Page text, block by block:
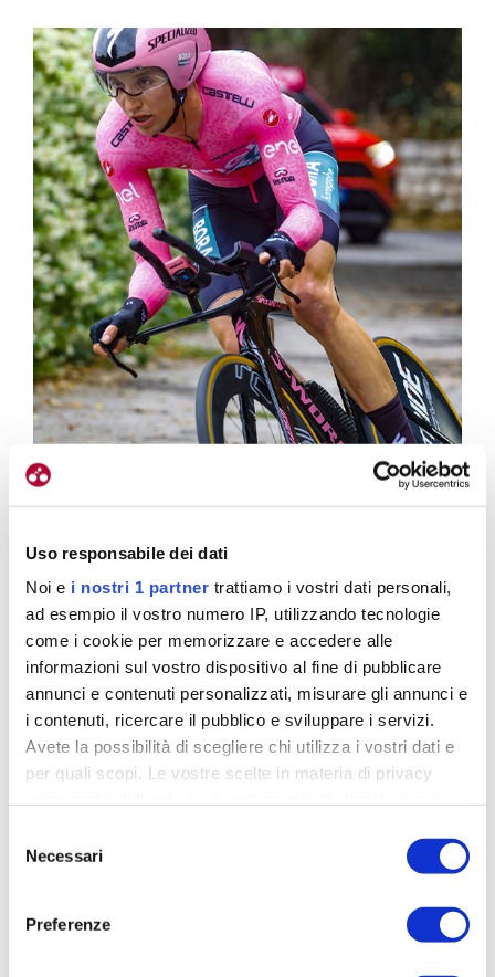
Uso responsabile dei dati
Noi e i nostri 1 partner trattiamo i vostri dati personali,
ad esempio il vostro numero IP, utilizzando tecnologie
come i cookie per memorizzare e accedere alle
informazioni sul vostro dispositivo al fine di pubblicare
annunci e contenuti personalizzati, misurare gli annunci e
i contenuti, ricercare il pubblico e sviluppare i servizi.
Avete la possibilità di scegliere chi utilizza i vostri dati e
per quali scopi. Le vostre scelte in materia di privacy
revocare il proprio consenso in qualsiasi momento dalla
Dichiarazione sui cookie o facendo clic sull'icona di
delNecessari
Preferenze
Il leader della classifica deve utilizzare il materiale ufficiale del Giro:
qui Hindley nella crono di Verona del 2022
Dicevi però che si parte da una base standard.
Esatto,un modello che viene fatto secondo
criteri assoluti e tecnologie su misura , come la
manica cucita in un certo modo, il fondo della gamba
Poi per
ogni atleta, serve un lavoro sartoriale
. Quindi si
addosso, ma senza stravolgere il modello.